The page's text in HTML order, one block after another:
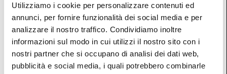
Utilizziamo i cookie per personalizzare contenuti ed
annunci, per fornire funzionalità dei social media e per
analizzare il nostro traffico. Condividiamo inoltre
informazioni sul modo in cui utilizzi il nostro sito con i
nostri partner che si occupano di analisi dei dati web,
pubblicità e social media, i quali potrebbero combinarle
120x278 cm
6 mm / 0.24"
120x120 cm
8,5 mm / 0.33"
80x80 cm